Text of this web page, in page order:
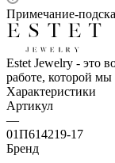
Примечание-
Estet Jewelry - это
работе, которой мы
Характеристики
Артикул
—
01П614219-17
Бренд